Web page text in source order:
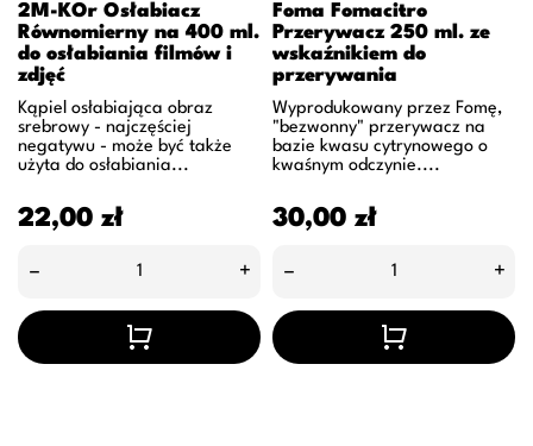
2M-KOr Osłabiacz
Równomierny na 400 ml.
do osłabiania filmów i
zdjęć
Kąpiel osłabiająca obraz
srebrowy - najczęściej
negatywu - może być także
użyta do osłabiania...
Cena
22,00 zł
– +
Foma Fomacitro
Przerywacz 250 ml. ze
wskaźnikiem do
przerywania
Wyprodukowany przez Fomę,
"bezwonny" przerywacz na
bazie kwasu cytrynowego o
kwaśnym odczynie....
Cena
30,00 zł
– +